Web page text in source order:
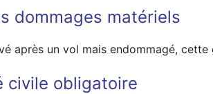
dommages matériels
après un vol mais endommagé,
civile obligatoire